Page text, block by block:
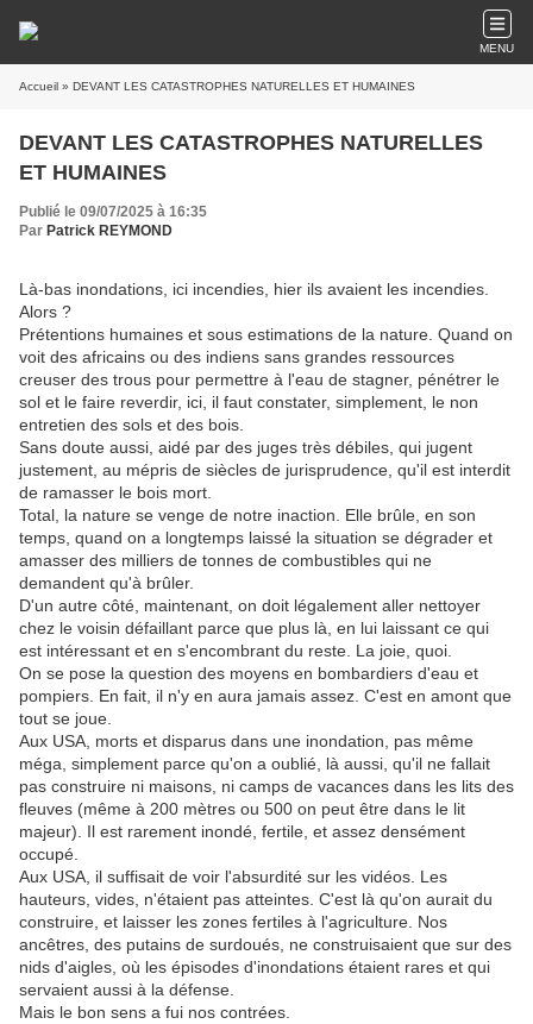
MENU
Accueil » DEVANT LES CATASTROPHES NATURELLES ET HUMAINES
DEVANT LES CATASTROPHES NATURELLES
ET HUMAINES
Publié le 09/07/2025 à 16:35
Par Patrick REYMOND
Là-bas inondations, ici incendies, hier ils avaient les incendies.
Alors ?
Prétentions humaines et sous estimations de la nature. Quand on
voit des africains ou des indiens sans grandes ressources
creuser des trous pour permettre à l'eau de stagner, pénétrer le
sol et le faire reverdir, ici, il faut constater, simplement, le non
entretien des sols et des bois.
Sans doute aussi, aidé par des juges très débiles, qui jugent
justement, au mépris de siècles de jurisprudence, qu'il est interdit
de ramasser le bois mort.
Total, la nature se venge de notre inaction. Elle brûle, en son
temps, quand on a longtemps laissé la situation se dégrader et
amasser des milliers de tonnes de combustibles qui ne
demandent qu'à brûler.
D'un autre côté, maintenant, on doit légalement aller nettoyer
chez le voisin défaillant parce que plus là, en lui laissant ce qui
est intéressant et en s'encombrant du reste. La joie, quoi.
On se pose la question des moyens en bombardiers d'eau et
pompiers. En fait, il n'y en aura jamais assez. C'est en amont que
tout se joue.
Aux USA, morts et disparus dans une inondation, pas même
méga, simplement parce qu'on a oublié, là aussi, qu'il ne fallait
pas construire ni maisons, ni camps de vacances dans les lits des
fleuves (même à 200 mètres ou 500 on peut être dans le lit
majeur). Il est rarement inondé, fertile, et assez densément
occupé.
Aux USA, il suffisait de voir l'absurdité sur les vidéos. Les
hauteurs, vides, n'étaient pas atteintes. C'est là qu'on aurait du
construire, et laisser les zones fertiles à l'agriculture. Nos
ancêtres, des putains de surdoués, ne construisaient que sur des
nids d'aigles, où les épisodes d'inondations étaient rares et qui
servaient aussi à la défense.
Mais le bon sens a fui nos contrées.